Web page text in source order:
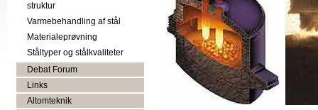
struktur
Varmebehandling af stål
Materialeprøvning
Ståltyper og stålkvaliteter
Debat Forum
Links
Altomteknik